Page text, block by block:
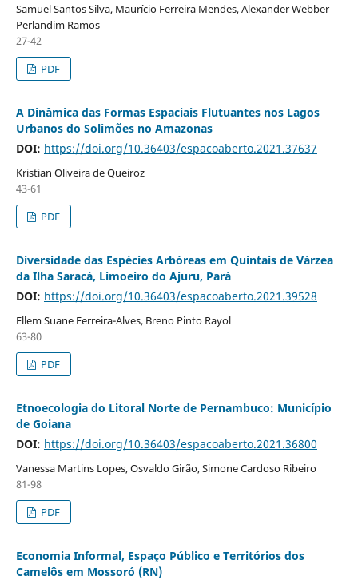
Samuel Santos Silva, Maurício Ferreira Mendes, Alexander Webber
Perlandim Ramos
27-42
PDF
A Dinâmica das Formas Espaciais Flutuantes nos Lagos
Urbanos do Solimões no Amazonas
DOI: https://doi.org/10.36403/espacoaberto.2021.37637
Kristian Oliveira de Queiroz
43-61
PDF
Diversidade das Espécies Arbóreas em Quintais de Várzea
da Ilha Saracá, Limoeiro do Ajuru, Pará
DOI: https://doi.org/10.36403/espacoaberto.2021.39528
Ellem Suane Ferreira-Alves, Breno Pinto Rayol
63-80
PDF
Etnoecologia do Litoral Norte de Pernambuco: Município
de Goiana
DOI: https://doi.org/10.36403/espacoaberto.2021.36800
Vanessa Martins Lopes, Osvaldo Girão, Simone Cardoso Ribeiro
81-98
PDF
Economia Informal, Espaço Público e Territórios dos
Camelôs em Mossoró (RN)